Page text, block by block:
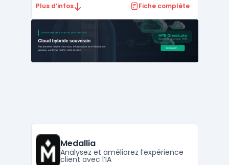
centraliser et de contrôler leurs
ou l’environnement de déploiement. Les
équipes métiers ou IT utilisent cette
solution pour la traçabilité, l ...
Plus d’infos Fiche complète
Medallia
Analysez et améliorez l’expérience
client avec l’IA